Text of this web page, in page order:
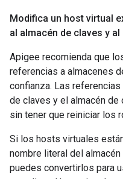
Modifica un host virtual
al almacén de claves y
Apigee recomienda que
referencias a almacenes
confianza. Las
de claves y el almacén de
sin tener que reiniciar los
Si los hosts virtuales
nombre literal del
puedes convertirlos para